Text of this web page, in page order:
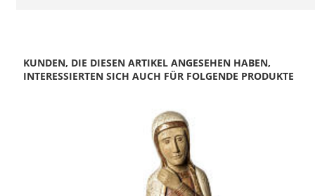
KUNDEN, DIE DIESEN ARTIKEL ANGESEHEN HABEN,
INTERESSIERTEN SICH AUCH FÜR FOLGENDE PRODUKTE